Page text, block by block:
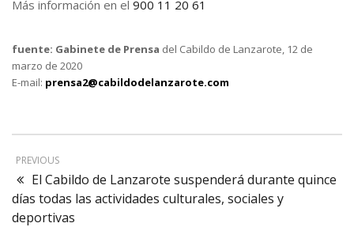
Más información en el 900 11 20 61
fuente: Gabinete de Prensa del Cabildo de Lanzarote, 12 de
marzo de 2020
E-mail: prensa2@cabildodelanzarote.com
PREVIOUS
El Cabildo de Lanzarote suspenderá durante quince
días todas las actividades culturales, sociales y
deportivas